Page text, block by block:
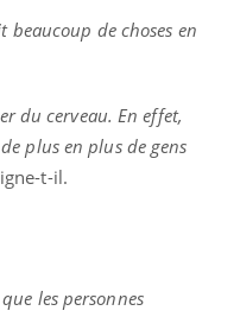
beaucoup de choses en
du cerveau. En effet,
plus en plus de gens
t-il.
les personnes
travail" de Pourquoi